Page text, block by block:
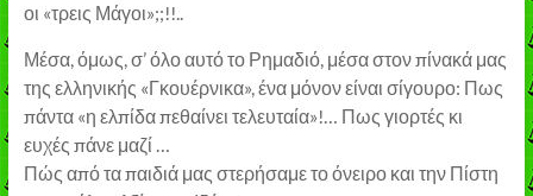
οι «τρεις Μάγοι»;;!!..
Μέσα, όμως, σ’ όλο αυτό το Ρημαδιό, μέσα στον πίνακά μας
της ελληνικής «Γκουέρνικα», ένα μόνον είναι σίγουρο: Πως
πάντα «η ελπίδα πεθαίνει τελευταία»!… Πως γιορτές κι
ευχές πάνε μαζί …
Πώς από τα παιδιά μας στερήσαμε το όνειρο και την Πίστη